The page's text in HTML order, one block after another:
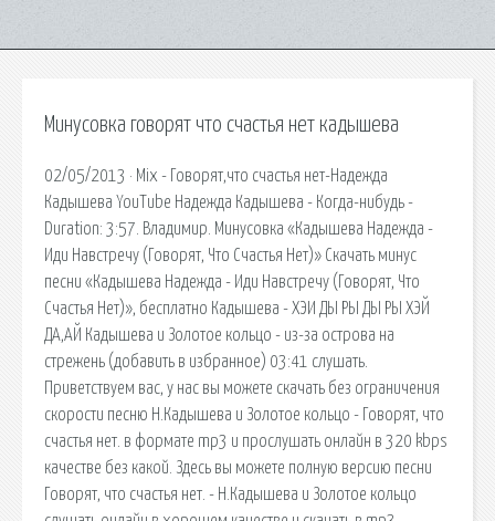
Минусовка говорят что счастья нет кадышева
02/05/2013 · Mix - Говорят,что счастья нет-Надежда
Кадышева YouTube Надежда Кадышева - Когда-нибудь -
Duration: 3:57. Владимир. Минусовка «Кадышева Надежда -
Иди Навстречу (Говорят, Что Счастья Нет)» Скачать минус
песни «Кадышева Надежда - Иди Навстречу (Говорят, Что
Счастья Нет)», бесплатно Кадышева - ХЭИ ДЫ РЫ ДЫ РЫ ХЭЙ
ДА,АЙ Кадышева и Золотое кольцо - из-за острова на
стрежень (добавить в избранное) 03:41 слушать.
Приветствуем вас, у нас вы можете скачать без ограничения
скорости песню Н.Кадышева и Золотое кольцо - Говорят, что
счастья нет. в формате mp3 и прослушать онлайн в 320 kbps
качестве без какой. Здесь вы можете полную версию песни
Говорят, что счастья нет. - Н.Кадышева и Золотое кольцо